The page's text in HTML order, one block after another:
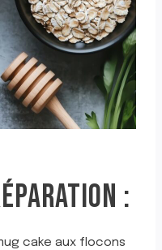
:
cake aux flocons